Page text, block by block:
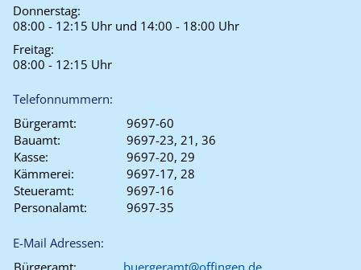
Donnerstag:
08:00 - 12:15 Uhr und 14:00 - 18:00 Uhr
Freitag:
08:00 - 12:15 Uhr
Telefonnummern:
Bürgeramt:
9697-60
Bauamt:
9697-23, 21, 36
Kasse:
9697-20, 29
Kämmerei:
9697-17, 28
Steueramt:
9697-16
Personalamt:
9697-35
E-Mail Adressen:
Bürgeramt:
buergeramt@offingen.de